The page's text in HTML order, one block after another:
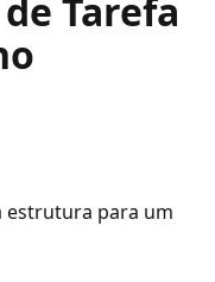
Tarefa
estrutura para um